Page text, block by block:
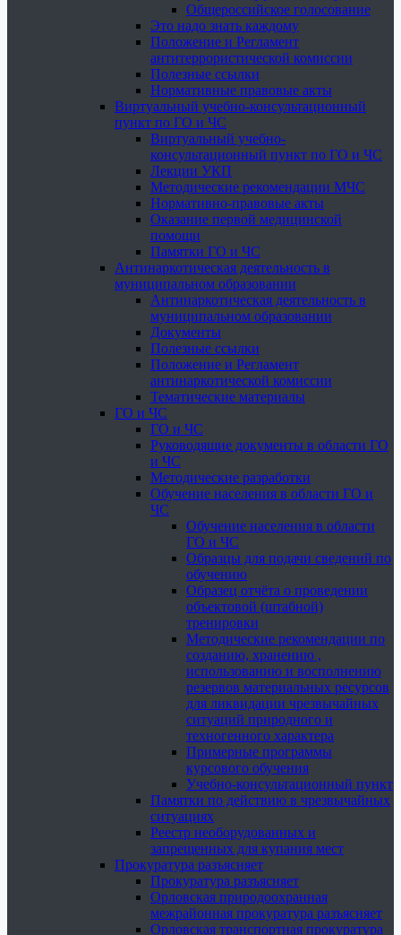
Общероссийское голосование
Это надо знать каждому
Положение и Регламент
антитеррористической комиссии
Полезные ссылки
Нормативные правовые акты
Виртуальный учебно-консультационный
пункт по ГО и ЧС
Виртуальный учебно-
консультационный пункт по ГО и ЧС
Лекции УКП
Методические рекомендации МЧС
Нормативно-правовые акты
Оказание первой медицинской
помощи
Памятки ГО и ЧС
Антинаркотическая деятельность в
муниципальном образовании
Антинаркотическая деятельность в
муниципальном образовании
Документы
Полезные ссылки
Положение и Регламент
антинаркотической комиссии
Тематические материалы
ГО и ЧС
ГО и ЧС
Руководящие документы в области ГО
и ЧС
Методические разработки
Обучение населения в области ГО и
ЧС
Обучение населения в области
ГО и ЧС
Образцы для подачи сведений по
обучению
Образец отчёта о проведении
объектовой (штабной)
тренировки
Методические рекомендации по
созданию, хранению ,
использованию и восполнению
резервов материальных ресурсов
для ликвидации чрезвычайных
ситуаций природного и
техногенного характера
Примерные программы
курсового обучения
Учебно-консультационный пункт
Памятки по действию в чрезвычайных
ситуациях
Реестр необорудованных и
запрещенных для купания мест
Прокуратура разъясняет
Прокуратура разъясняет
Орловская природоохранная
межрайонная прокуратура разъясняет
Орловская транспортная прокуратура